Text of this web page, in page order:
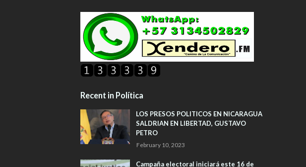
Recent in Política
LOS PRESOS POLITICOS EN NICARAGUA
SALDRIAN EN LIBERTAD, GUSTAVO
PETRO
February 10, 2023
Campaña electoral iniciará este 16 de